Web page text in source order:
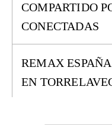
COMPARTIDO
CONECTADAS
REMAX
EN